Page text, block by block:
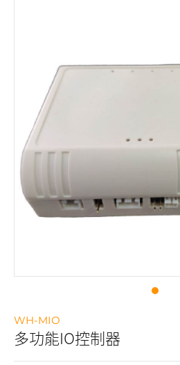
WH-MIO
多功能IO控制器